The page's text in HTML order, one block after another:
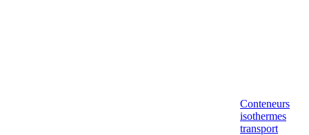
Conteneurs
isothermes
transport